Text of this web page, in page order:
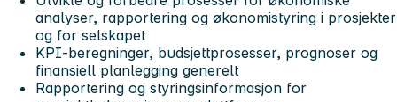
analyser, rapportering og økonomistyring i prosjekter
og for selskapet
KPI-beregninger, budsjettprosesser, prognoser og
finansiell planlegging generelt
Rapportering og styringsinformasjon for